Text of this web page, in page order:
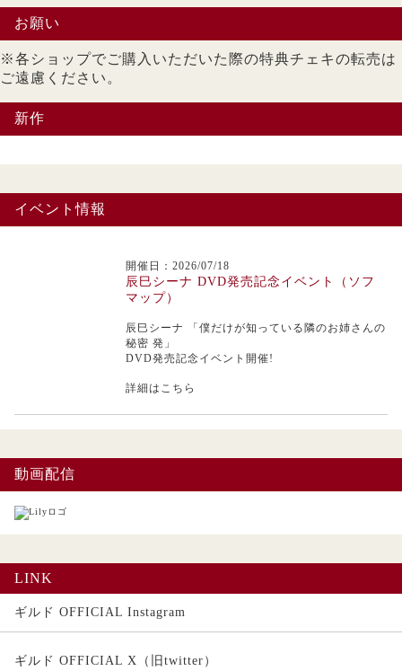
お願い
※各ショップでご購入いただいた際の特典チェキの転売は
ご遠慮ください。
新作
イベント情報
開催日：2026/07/18
辰巳シーナ DVD発売記念イベント（ソフ
マップ）
辰巳シーナ
「僕だけが知っている隣のお姉さんの
秘密 発」
DVD発売記念イベント開催!
詳細はこちら
動画配信
LINK
ギルド OFFICIAL Instagram
ギルド OFFICIAL X（旧twitter）